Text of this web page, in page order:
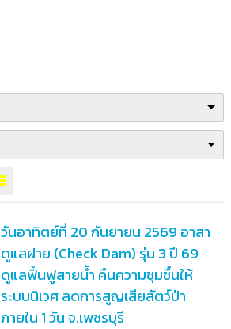
วันอาทิตย์ที่ 20 กันยายน 2569 อาสา
ดูแลฝาย (Check Dam) รุ่น 3 ปี 69
ดูแลฟื้นฟูสายน้ำ คืนความชุมชื้นให้
ระบบนิเวศ ลดการสูญเสียสัตว์ป่า
ภายใน 1 วัน จ.เพชรบุรี